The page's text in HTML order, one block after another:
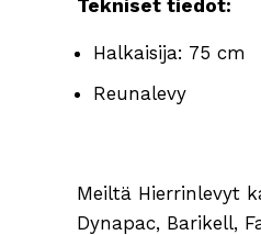
Tekniset tiedot:
Halkaisija: 75 cm
Reunalevy
Meiltä Hierrinlevyt
Dynapac, Barikell,